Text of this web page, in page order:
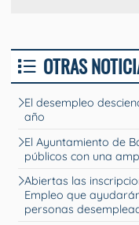
OTRAS
El desempleo
año
El Ayuntamiento de
públicos con una
Abiertas las
Empleo que
personas